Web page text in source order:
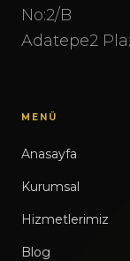
No:2/B
Adatepe2
MENÜ
Anasayfa
Kurumsal
Hizmetlerimiz
Blog